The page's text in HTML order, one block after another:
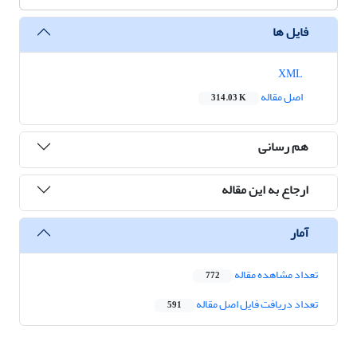
فایل ها
اصل مقاله
314.03 K
هم رسانی
ارجاع به این مقاله
آمار
تعداد مشاهده مقاله 772
تعداد دریافت فایل اصل مقاله 591